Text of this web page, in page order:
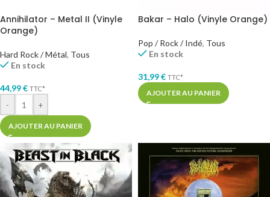
Annihilator – Metal II (Vinyle
Orange)
Hard Rock / Métal, Tous
En stock
44,99€ TTC*
- +
AJOUTER AU PANIER
Bakar – Halo (Vinyle Orange)
Pop / Rock / Indé, Tous
En stock
31,99€ TTC*
AJOUTER AU PANIER